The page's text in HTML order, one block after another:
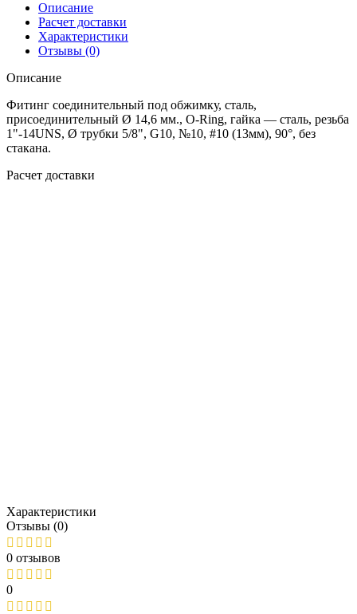
Описание
Расчет доставки
Характеристики
Отзывы (0)
Описание
Фитинг соединительный под обжимку, сталь,
присоединительный Ø 14,6 мм., O-Ring, гайка — сталь, резьба
1"-14UNS, Ø трубки 5/8", G10, №10, #10 (13мм), 90°, без
стакана.
Расчет доставки
Характеристики
Отзывы (0)
0 отзывов
0